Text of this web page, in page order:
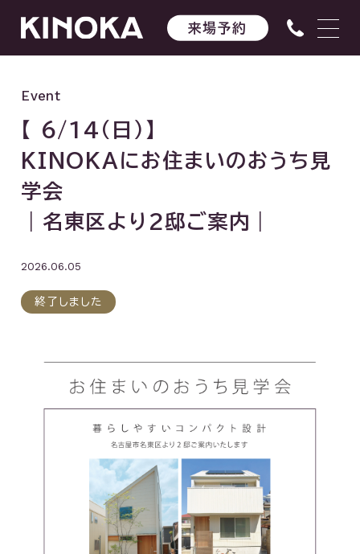
来場予約
Event
【 6/14（日）】
KINOKAにお住まいのおうち見
学会
｜名東区より2邸ご案内｜
2026.06.05
終了しました